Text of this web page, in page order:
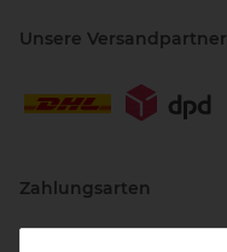
Unsere Versandpartner
Zahlungsarten